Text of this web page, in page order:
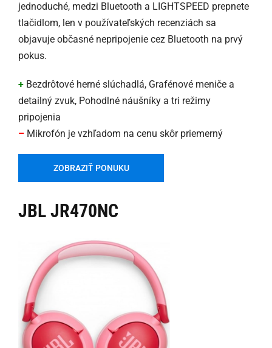
jednoduché, medzi Bluetooth a LIGHTSPEED prepnete
tlačidlom, len v používateľských recenziách sa
objavuje občasné nepripojenie cez Bluetooth na prvý
pokus.
+ Bezdrôtové herné slúchadlá, Grafénové meniče a
detailný zvuk, Pohodlné náušníky a tri režimy
pripojenia
– Mikrofón je vzhľadom na cenu skôr priemerný
ZOBRAZIŤ PONUKU
JBL JR470NC